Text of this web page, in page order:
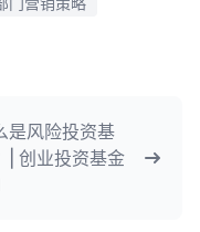
是风险投资基
| 创业投资基金